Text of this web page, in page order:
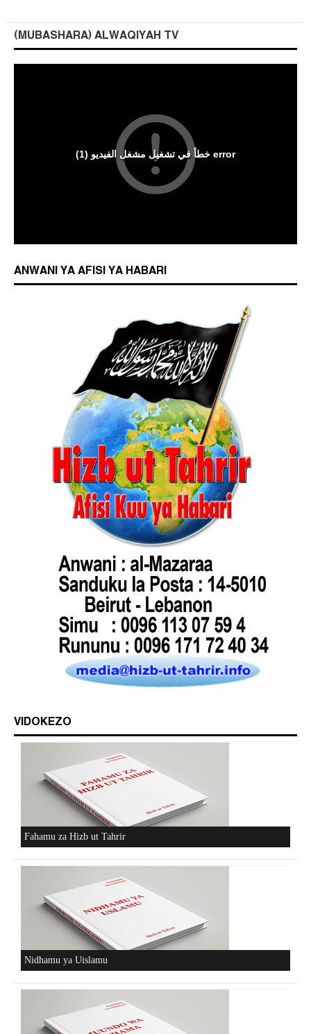
(MUBASHARA) ALWAQIYAH TV
ANWANI YA AFISI YA HABARI
VIDOKEZO
Fahamu za Hizb ut Tahrir
Nidhamu ya Uislamu